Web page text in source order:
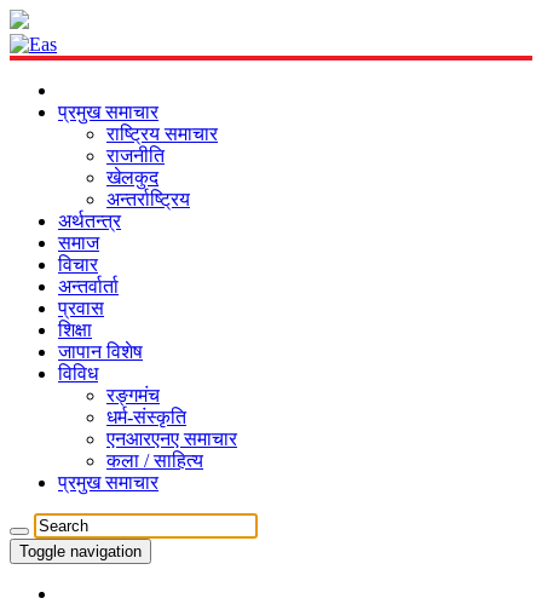
प्रमुख समाचार
राष्ट्रिय समाचार
राजनीति
खेलकुद
अन्तर्राष्ट्रिय
अर्थतन्त्र
समाज
विचार
अन्तर्वार्ता
प्रवास
शिक्षा
जापान विशेष
विविध
रङ्गमंच
धर्म-संस्कृति
एनआरएनए समाचार
कला / साहित्य
प्रमुख समाचार
Toggle navigation